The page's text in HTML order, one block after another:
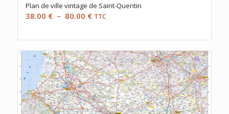
Plan de ville vintage de Saint-Quentin
38.00 € – 80.00 €Plage
prix :
38.00 €
à
80.00 €
TTC